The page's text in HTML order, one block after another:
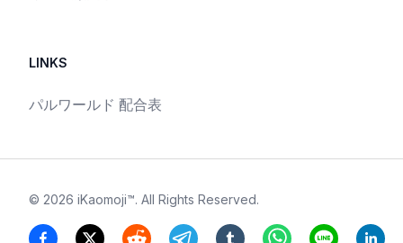
LINKS
パルワールド 配合表
© 2026 iKaomoji™. All Rights Reserved.